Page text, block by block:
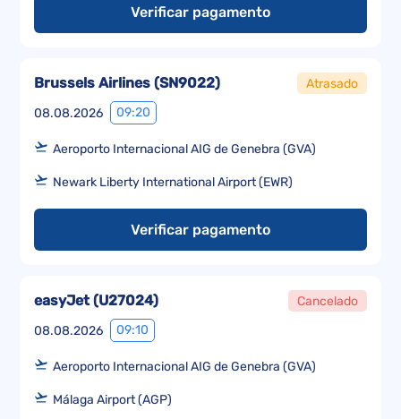
Verificar pagamento
08.08.2026 09:20
Brussels Airlines (SN9022) Atrasado
Aeroporto Internacional AIG de Genebra (GVA)
Newark Liberty International Airport (EWR)
Verificar pagamento
08.08.2026 09:10
easyJet(U27024) Cancelado
Aeroporto Internacional AIG de Genebra (GVA)
Málaga Airport (AGP)